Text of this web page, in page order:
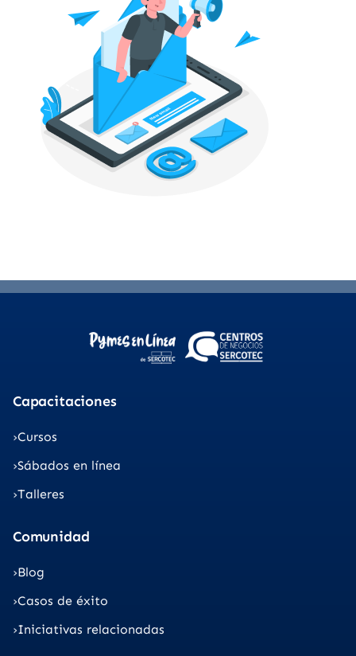
Capacitaciones
Cursos
Sábados en línea
Talleres
Comunidad
Blog
Casos de éxito
Iniciativas relacionadas